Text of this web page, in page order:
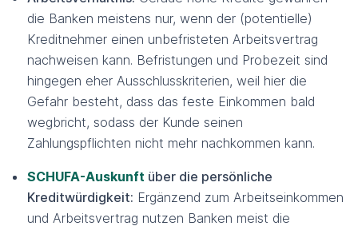
die Banken meistens nur, wenn der (potentielle)
Kreditnehmer einen unbefristeten Arbeitsvertrag
nachweisen kann. Befristungen und Probezeit sind
hingegen eher Ausschlusskriterien, weil hier die
Gefahr besteht, dass das feste Einkommen bald
wegbricht, sodass der Kunde seinen
Zahlungspflichten nicht mehr nachkommen kann.
SCHUFA-Auskunft über die persönliche
Kreditwürdigkeit: Ergänzend zum Arbeitseinkommen
und Arbeitsvertrag nutzen Banken meist die